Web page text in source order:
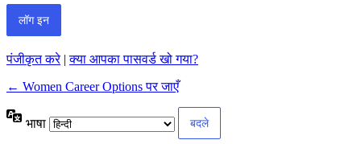
पंजीकृत करे|क्या आपका पासवर्ड खो गया?
← Women Career Options पर जाएँ
भाषा